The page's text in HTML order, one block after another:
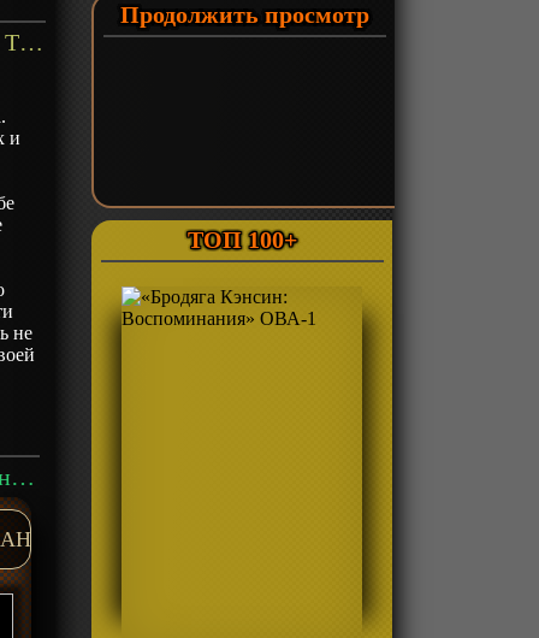
«Куда едет поезд судного дня?» ТВ-1 - описание
и
не
Аниме «Куда едет поезд судного дня?» ТВ-1 смотреть онлайн
AH
Продолжить просмотр
ТОП 100+